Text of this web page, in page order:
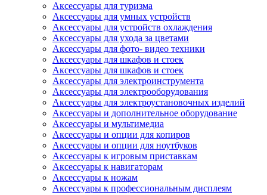
Аксессуары для туризма
Аксессуары для умных устройств
Аксессуары для устройств охлаждения
Аксессуары для ухода за цветами
Аксессуары для фото- видео техники
Аксессуары для шкафов и стоек
Аксессуары для шкафов и стоек
Аксессуары для электроинструмента
Аксессуары для электрооборудования
Аксессуары для электроустановочных изделий
Аксессуары и дополнительное оборудование
Аксессуары и мультимедиа
Аксессуары и опции для копиров
Аксессуары и опции для ноутбуков
Аксессуары к игровым приставкам
Аксессуары к навигаторам
Аксессуары к ножам
Аксессуары к профессиональным дисплеям